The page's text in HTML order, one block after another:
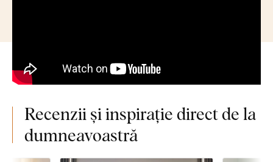
Recenzii și inspirație direct de la
dumneavoastră